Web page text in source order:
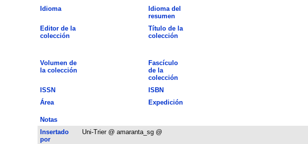
Idioma
Idioma del
resumen
Editor de la
colección
Título de la
colección
Volumen de
la colección
Fascículo
de la
colección
ISSN ISBN
Área
Expedición
Notas
Insertado
por
Uni-Trier @ amaranta_sg @